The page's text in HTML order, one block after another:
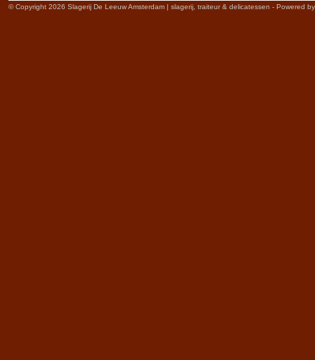
© Copyright 2026 Slagerij De Leeuw Amsterdam | slagerij, traiteur & delicatessen - Powered